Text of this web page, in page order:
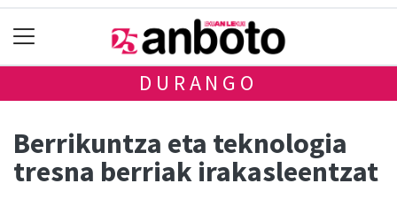
DURANGO
Berrikuntza eta teknologia
tresna berriak irakasleentzat